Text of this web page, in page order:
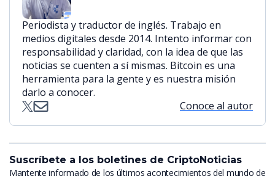
Periodista y traductor de inglés. Trabajo en
medios digitales desde 2014. Intento informar con
responsabilidad y claridad, con la idea de que las
noticias se cuenten a sí mismas. Bitcoin es una
herramienta para la gente y es nuestra misión
darlo a conocer.
Conoce al autor
Suscríbete a los boletines de CriptoNoticias
Mantente informado de los últimos acontecimientos del mundo de